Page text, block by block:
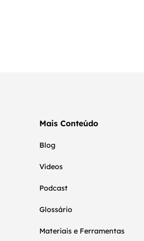
Mais Conteúdo
Blog
Vídeos
Podcast
Glossário
Materiais e Ferramentas